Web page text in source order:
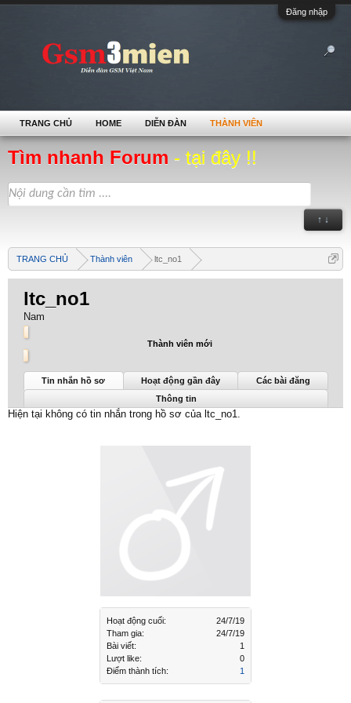
Đăng nhập
Tìm nhanh Forum - tại đây !!
↑ ↓
TRANG CHỦ Thành viên ltc_no1
Hoạt động cuối:
24/7/19
Tham gia:
24/7/19
Bài viết:
1
Lượt like:
0
Điểm thành tích:
1
ltc_no1
Nam
Thành viên mới
ltc_no1 được nhìn thấy lần cuối: 24/7/19
Tin nhắn hồ sơ Hoạt động gần đây
Các bài đăng
Thông tin
Hiện tại không có tin nhắn trong hồ sơ của ltc_no1.
TRANG CHỦ HOME DIỄN ĐÀN THÀNH VIÊN